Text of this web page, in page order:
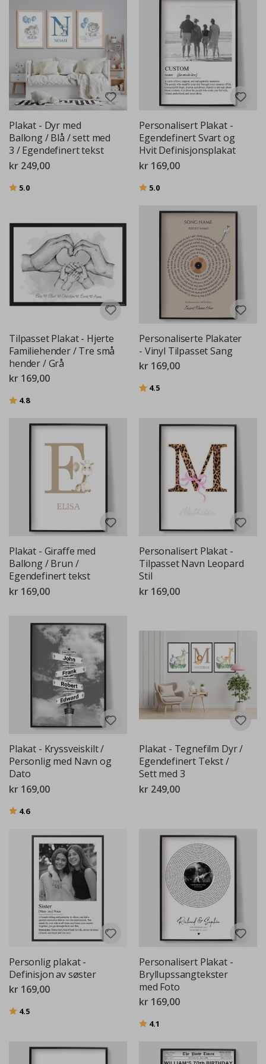
Plakat - Dyr med
Ballong / Blå / sett med
3 / Egendefinert tekst
kr 249,00
Karakter:
5.0
Personalisert Plakat -
Egendefinert Svart og
Hvit Definisjonsplakat
kr 169,00
Karakter:
5.0
Tilpasset Plakat - Hjerte
Familiehender / Tre små
hender / Grå
kr 169,00
Karakter:
4.8av 5 mulige
Personaliserte Plakater
- Vinyl Tilpasset Sang
kr 169,00
Karakter:
4.5
Plakat - Giraffe med
Ballong / Brun /
Egendefinert tekst
kr 169,00
Personalisert Plakat -
Tilpasset Navn Leopard
Stil
kr 169,00
Plakat - Kryssveiskilt /
Personlig med Navn og
Dato
kr 169,00
Karakter:
4.6av 5 mulige
Plakat - Tegnefilm Dyr /
Egendefinert Tekst /
Sett med 3
kr 249,00
Personlig plakat -
Definisjon av søster
kr 169,00
Karakter:
4.5
Personalisert Plakat -
Bryllupssangtekster
med Foto
kr 169,00
Karakter:
4.1